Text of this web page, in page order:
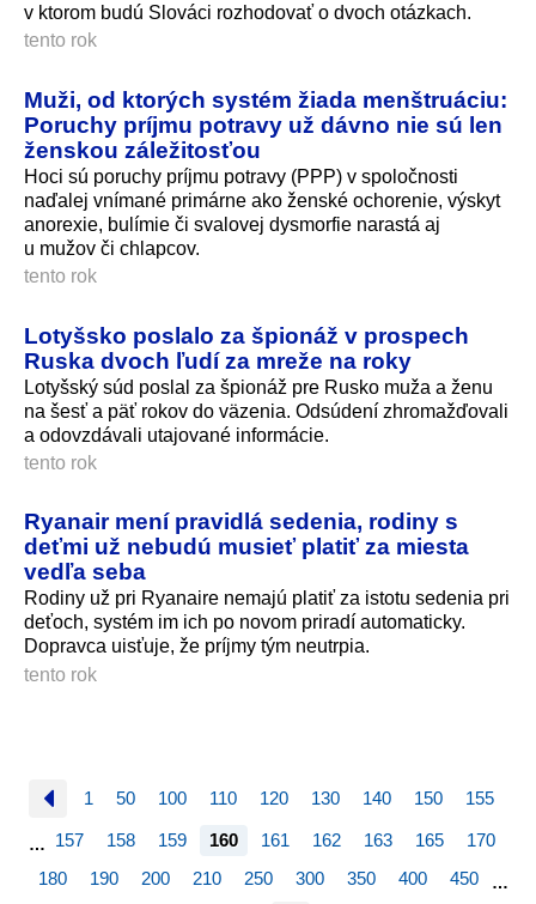
v ktorom budú Slováci rozhodovať o dvoch otázkach.
tento rok
Muži, od ktorých systém žiada menštruáciu:
Poruchy príjmu potravy už dávno nie sú len
ženskou záležitosťou
Hoci sú poruchy príjmu potravy (PPP) v spoločnosti
naďalej vnímané primárne ako ženské ochorenie, výskyt
anorexie, bulímie či svalovej dysmorfie narastá aj
u mužov či chlapcov.
tento rok
Lotyšsko poslalo za špionáž v prospech
Ruska dvoch ľudí za mreže na roky
Lotyšský súd poslal za špionáž pre Rusko muža a ženu
na šesť a päť rokov do väzenia. Odsúdení zhromažďovali
a odovzdávali utajované informácie.
tento rok
Ryanair mení pravidlá sedenia, rodiny s
deťmi už nebudú musieť platiť za miesta
vedľa seba
Rodiny už pri Ryanaire nemajú platiť za istotu sedenia pri
deťoch, systém im ich po novom priradí automaticky.
Dopravca uisťuje, že príjmy tým neutrpia.
tento rok
1 50 100 110 120 130 140 150 155
… 157 158 159 160 161 162 163 165
170
180
190 200 210 250 300 350 400 450 …